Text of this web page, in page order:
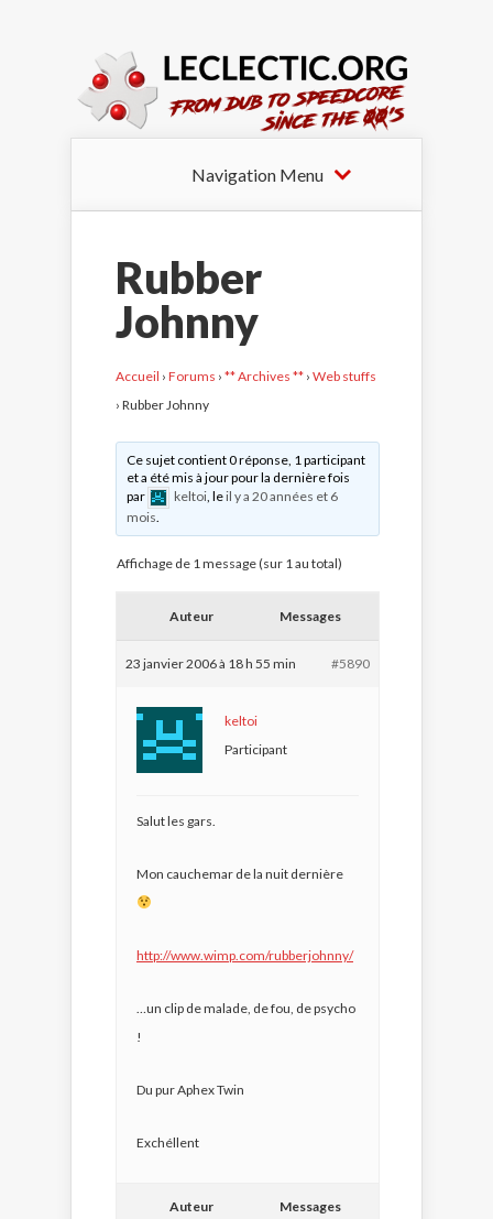
Navigation Menu
Rubber
Johnny
Accueil › Forums › ** Archives ** › Web stuffs
› Rubber Johnny
Ce sujet contient 0 réponse, 1 participant
et a été mis à jour pour la dernière fois
par
keltoi , leil y a 20 années et 6
mois
Affichage de 1 message (sur 1 au total)
Auteur Messages
23 janvier 2006 à 18 h 55 min #5890
keltoi
Participant
Salut les gars.
Mon cauchemar de la nuit dernière
http://www.wimp.com/rubberjohnny/
…un clip de malade, de fou, de psycho
!
Du pur Aphex Twin
Exchéllent
Auteur Messages